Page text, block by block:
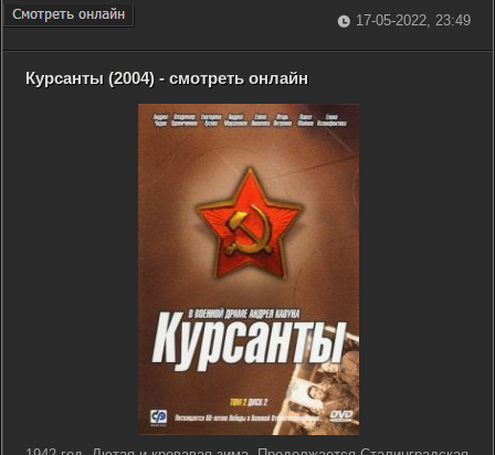
17-05-2022, 23:49
Курсанты (2004) - смотреть онлайн